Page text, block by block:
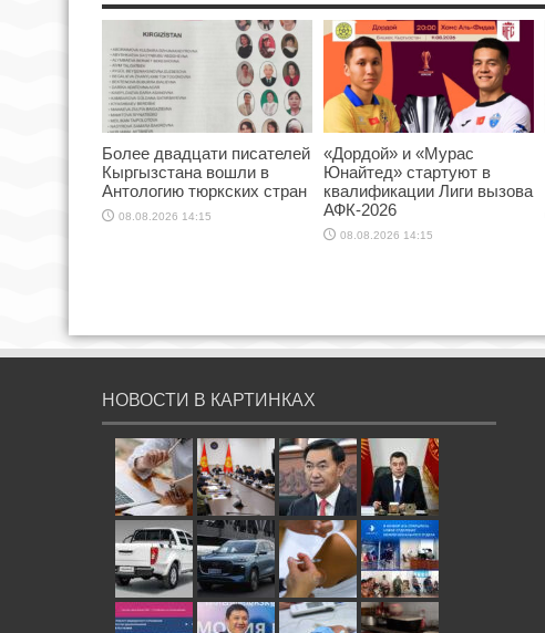
Более двадцати писателей
Кыргызстана вошли в
Антологию тюркских стран
08.08.2026 14:15
«Дордой» и «Мурас
Юнайтед» стартуют в
квалификации Лиги вызова
АФК-2026
08.08.2026 14:15
НОВОСТИ В КАРТИНКАХ